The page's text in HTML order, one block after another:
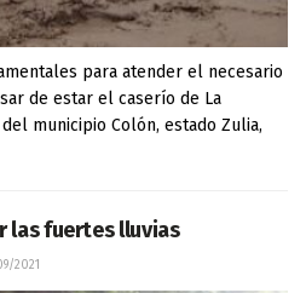
para atender el necesario
de estar el caserío de La
municipio Colón, estado Zulia,
las fuertes lluvias
2021